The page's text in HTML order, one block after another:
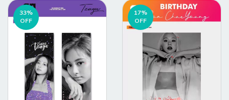
33%
OFF
17%
OFF